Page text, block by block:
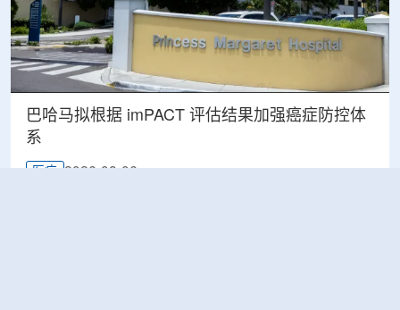
巴哈马拟根据 imPACT 评估结果加强癌症防控体
系
医疗 2026-08-06